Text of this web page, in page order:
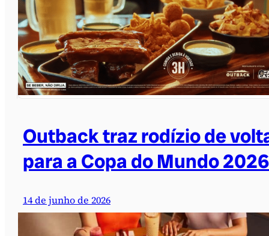
Outback traz rodízio de
para a Copa do Mundo 2026
14 de junho de 2026